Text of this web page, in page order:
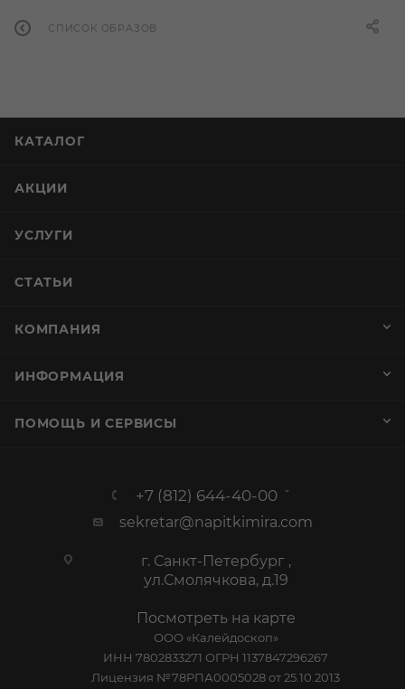
СПИСОК ОБРАЗОВ
КАТАЛОГ
АКЦИИ
УСЛУГИ
СТАТЬИ
КОМПАНИЯ
ИНФОРМАЦИЯ
ПОМОЩЬ И СЕРВИСЫ
+7 (812) 644-40-00
sekretar@napitkimira.com
г. Санкт-Петербург ,
ул.Смолячкова, д.19
Посмотреть на карте
ООО «Калейдоскоп»
ИНН 7802833271 ОГРН 1137847296267
Лицензия №78РПА0005028 от 25.10.2013